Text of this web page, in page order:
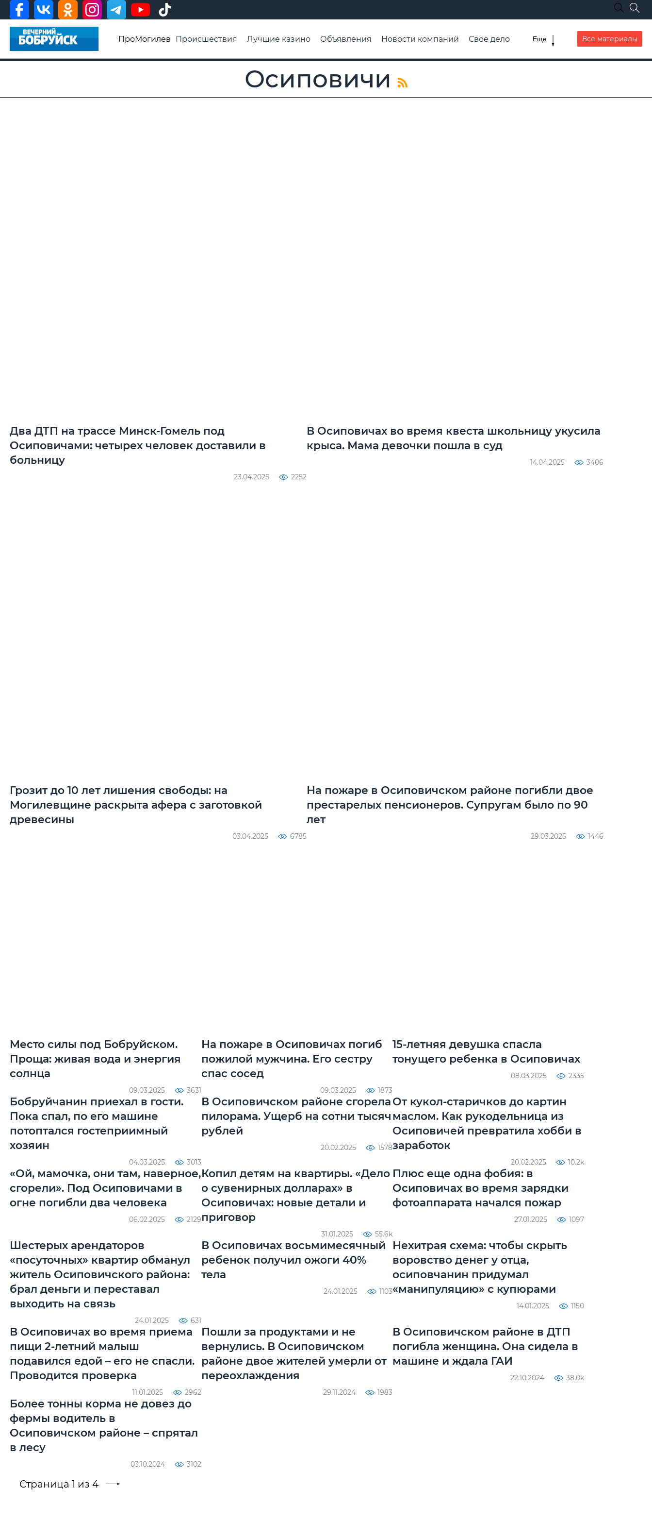
ПроМогилев Происшествия Лучшие казино Объявления Новости компаний
Свое дело
Видео ВБ
Еще Все материалы
Осиповичи
Два ДТП на трассе Минск-Гомель под
Осиповичами: четырех человек доставили в
больницу
23.04.2025 2252
В Осиповичах во время квеста школьницу укусила
крыса. Мама девочки пошла в суд
14.04.2025 3406
Грозит до 10 лет лишения свободы: на
Могилевщине раскрыта афера с заготовкой
древесины
03.04.2025 6785
На пожаре в Осиповичском районе погибли двое
престарелых пенсионеров. Супругам было по 90
лет
29.03.2025 1446
Место силы под Бобруйском.
Проща: живая вода и энергия
солнца
09.03.2025 3631
На пожаре в Осиповичах погиб
пожилой мужчина. Его сестру
спас сосед
09.03.2025 1873
15-летняя девушка спасла
тонущего ребенка в Осиповичах
08.03.2025 2335
Бобруйчанин приехал в гости.
Пока спал, по его машине
потоптался гостеприимный
хозяин
04.03.2025 3013
В Осиповичском районе сгорела
пилорама. Ущерб на сотни тысяч
рублей
20.02.2025 1578
От кукол-старичков до картин
маслом. Как рукодельница из
Осиповичей превратила хобби в
заработок
20.02.2025 10.2k
«Ой, мамочка, они там, наверное,
сгорели». Под Осиповичами в
огне погибли два человека
06.02.2025 2129
Копил детям на квартиры. «Дело
о сувенирных долларах» в
Осиповичах: новые детали и
приговор
31.01.2025 55.6k
Плюс еще одна фобия: в
Осиповичах во время зарядки
фотоаппарата начался пожар
27.01.2025 1097
Шестерых арендаторов
«посуточных» квартир обманул
житель Осиповичского района:
брал деньги и переставал
выходить на связь
24.01.2025 631
В Осиповичах восьмимесячный
ребенок получил ожоги 40%
тела
24.01.2025 1103
Нехитрая схема: чтобы скрыть
воровство денег у отца,
осиповчанин придумал
«манипуляцию» с купюрами
14.01.2025 1150
В Осиповичах во время приема
пищи 2-летний малыш
подавился едой – его не спасли.
Проводится проверка
11.01.2025 2962
Пошли за продуктами и не
вернулись. В Осиповичском
районе двое жителей умерли от
переохлаждения
29.11.2024 1983
В Осиповичском районе в ДТП
погибла женщина. Она сидела в
машине и ждала ГАИ
22.10.2024 38.0k
Более тонны корма не довез до
фермы водитель в
Осиповичском районе – спрятал
в лесу
03.10.2024 3102
Страница 1 из 4